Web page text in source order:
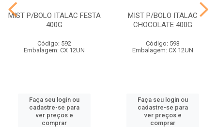
MIST P/BOLO ITALAC FESTA
400G
Código: 592
Embalagem: CX 12UN
Faça seu login ou
cadastre-se para
ver preços e
comprar
MIST P/BOLO ITALAC
CHOCOLATE 400G
Código: 593
Embalagem: CX 12UN
Faça seu login ou
cadastre-se para
ver preços e
comprar